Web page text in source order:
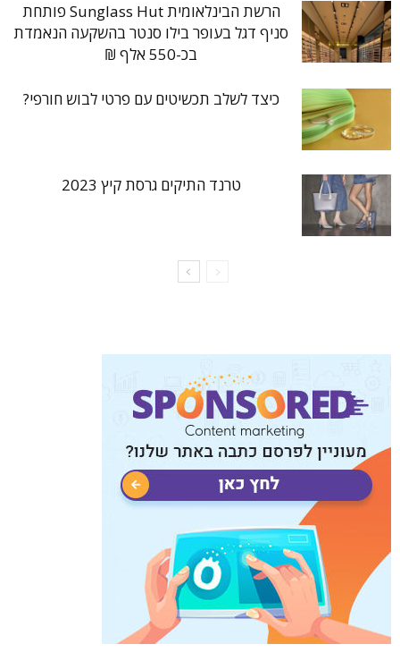
הרשת הבינלאומית Sunglass Hut פותחת
סניף דגל בעופר בילו סנטר בהשקעה הנאמדת
בכ-550 אלף ₪
כיצד לשלב תכשיטים עם פרטי לבוש חורפי?
טרנד התיקים גרסת קיץ 2023